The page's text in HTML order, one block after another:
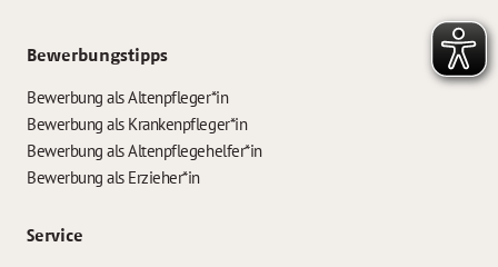
Bewerbungstipps
Bewerbung als Altenpfleger*in
Bewerbung als Krankenpfleger*in
Bewerbung als Altenpflegehelfer*in
Bewerbung als Erzieher*in
Service